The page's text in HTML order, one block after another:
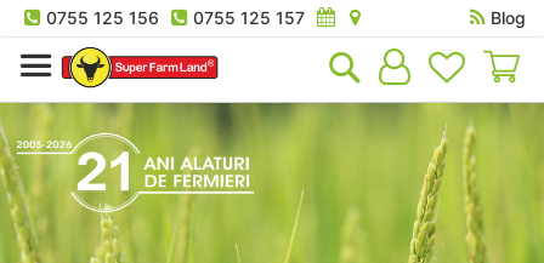
0755 125 156 0755 125 157
Blog